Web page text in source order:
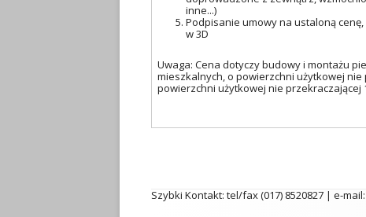
inne...)
Podpisanie umowy na ustaloną
w 3D
Uwaga: Cena dotyczy budowy i montażu
mieszkalnych, o powierzchni użytkowej
powierzchni użytkowej nie przekraczającej
Szybki Kontakt: tel/fax (017) 8520827 | e-